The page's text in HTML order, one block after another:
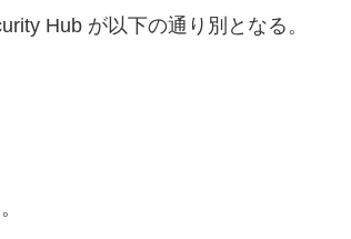
Hub が以下の通り別となる。